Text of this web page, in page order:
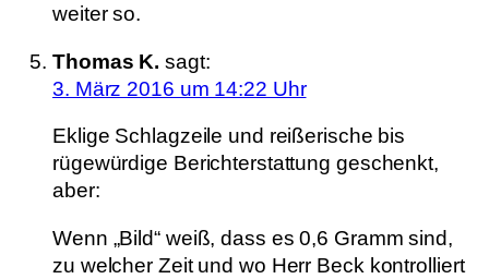
weiter so.
Thomas K. sagt:
3. März 2016 um 14:22 Uhr
Eklige Schlagzeile und reißerische bis
rügewürdige Berichterstattung geschenkt,
aber:
Wenn „Bild“ weiß, dass es 0,6 Gramm sind,
zu welcher Zeit und wo Herr Beck kontrolliert